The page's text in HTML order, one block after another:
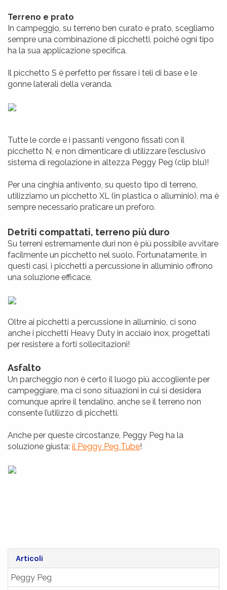
Articoli
Peggy Peg
Terreno e prato
In campeggio, su terreno ben curato e prato, scegliamo
sempre una combinazione di picchetti, poiché ogni tipo
ha la sua applicazione specifica.
Il picchetto S è perfetto per fissare i teli di base e le
gonne laterali della veranda.
Tutte le corde e i passanti vengono fissati con il
picchetto N, e non dimenticare di utilizzare l’esclusivo
sistema di regolazione in altezza Peggy Peg (clip blu)!
Per una cinghia antivento, su questo tipo di terreno,
utilizziamo un picchetto XL (in plastica o alluminio), ma è
sempre necessario praticare un preforo.
Detriti compattati, terreno più duro
Su terreni estremamente duri non è più possibile avvitare
facilmente un picchetto nel suolo. Fortunatamente, in
questi casi, i picchetti a percussione in alluminio offrono
una soluzione efficace.
Oltre ai picchetti a percussione in alluminio, ci sono
anche i picchetti Heavy Duty in acciaio inox, progettati
per resistere a forti sollecitazioni!
Asfalto
Un parcheggio non è certo il luogo più accogliente per
campeggiare, ma ci sono situazioni in cui si desidera
comunque aprire il tendalino, anche se il terreno non
consente l’utilizzo di picchetti.
Anche per queste circostanze, Peggy Peg ha la
soluzione giusta: il Peggy Peg Tube!